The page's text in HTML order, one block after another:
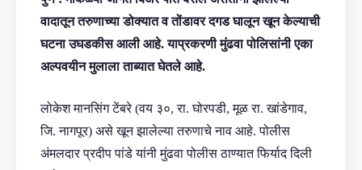
वादातून तरुणाच्या डोक्यात व तोंडावर दगड घालून खून केल्याची
घटना उघडकीस आली आहे. याप्रकरणी मुंढवा पोलिसांनी एका
अल्पवयीन मुलाला ताब्यात घेतले आहे.
लोकेश मानसिंग टेंबरे (वय ३०, रा. घोरपडी, मूळ रा. खांडेगाव,
जि. नागपूर) असे खून झालेल्या तरुणाचे नाव आहे. पोलीस
अंमलदार प्रदीप पांडे यांनी मुंढवा पोलीस ठाण्यात फिर्याद दिली